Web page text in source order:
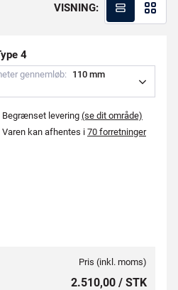
VISNING:
4
gennemløb: 1 10 mm
Begrænset levering (se dit område)
Varen kan afhentes i 70 forretninger
Pris (inkl. moms)
2.510,00 / STK